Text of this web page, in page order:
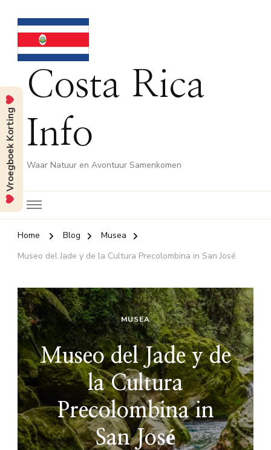
Costa Rica
Info
Waar Natuur en Avontuur Samenkomen
Home Blog
Musea
Museo del Jade y de la Cultura Precolombina in San José
MUSEA
Museo del Jade y de
la Cultura
Precolombina in
San José
Vroegboek Korting